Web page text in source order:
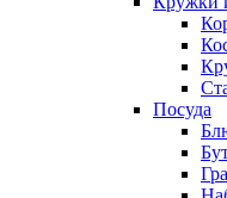
Посуда